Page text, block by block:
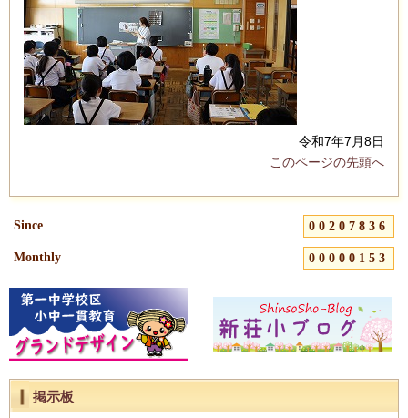
Since 00207836
Monthly 00000153
掲示板
令和7年7月8日
このページの先頭へ